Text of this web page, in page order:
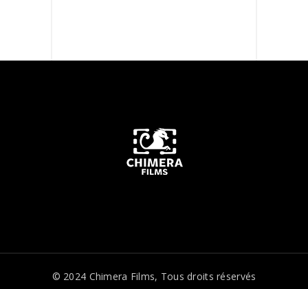
© 2024 Chimera Films, Tous droits réservés